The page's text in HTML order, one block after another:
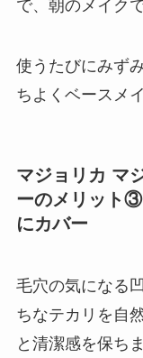
で、朝のメイク
使うたびにみず
ちよくベースメ
マジョリカ マ
ーのメリット③
にカバー
毛穴の気になる
ちなテカリを自
と清潔感を保ちま